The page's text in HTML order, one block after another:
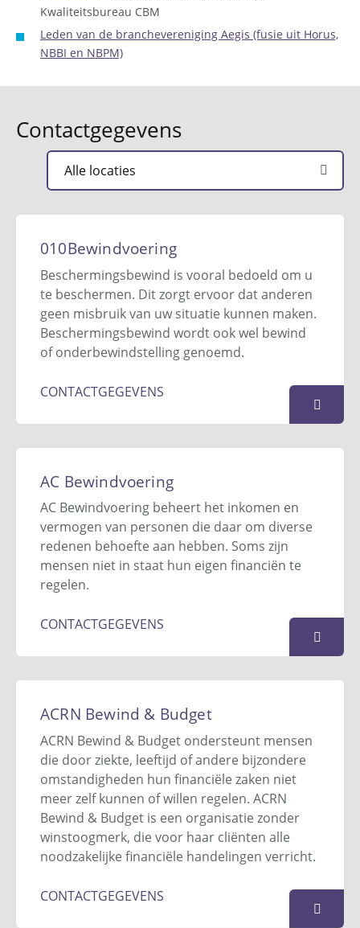
Kwaliteitsbureau CBM
Leden van de branchevereniging Aegis (fusie uit Horus,
NBBI en NBPM)
Contactgegevens
010Bewindvoering
Beschermingsbewind is vooral bedoeld om u
te beschermen. Dit zorgt ervoor dat anderen
geen misbruik van uw situatie kunnen maken.
Beschermingsbewind wordt ook wel bewind
of onderbewindstelling genoemd.
CONTACTGEGEVENS
Postbus 69
Pijnacker
06-12 20 16 77
info@bewindvoering.nl
Website
AC Bewindvoering
AC Bewindvoering beheert het inkomen en
vermogen van personen die daar om diverse
redenen behoefte aan hebben. Soms zijn
mensen niet in staat hun eigen financiën te
regelen.
CONTACTGEGEVENS
Frankemaheerd 2 Unit 2.08
Amsterdam Zuidoost
020 - 354 66 16
info@acbewindvoering.nl
Website
KAART
ACRN Bewind & Budget
ACRN Bewind & Budget ondersteunt mensen
die door ziekte, leeftijd of andere bijzondere
omstandigheden hun financiële zaken niet
meer zelf kunnen of willen regelen. ACRN
Bewind & Budget is een organisatie zonder
winstoogmerk, die voor haar cliënten alle
noodzakelijke financiële handelingen verricht.
CONTACTGEGEVENS